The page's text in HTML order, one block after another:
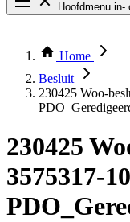
Hoofdmenu in-
Thema COVID-19
Bekijk per
Home
Besluit
230425 Woo-
230425
3575317-